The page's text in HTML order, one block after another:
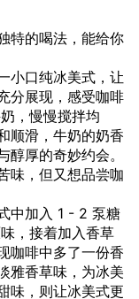
特的喝法，能给你
小口纯冰美式，让
分展现，感受咖啡
，慢慢搅拌均
顺滑，牛奶的奶香
厚的奇妙约会。
味，但又想品尝咖
中加入 1 - 2 泵糖
，接着加入香草
咖啡中多了一份香
雅香草味，为冰美
味，则让冰美式更